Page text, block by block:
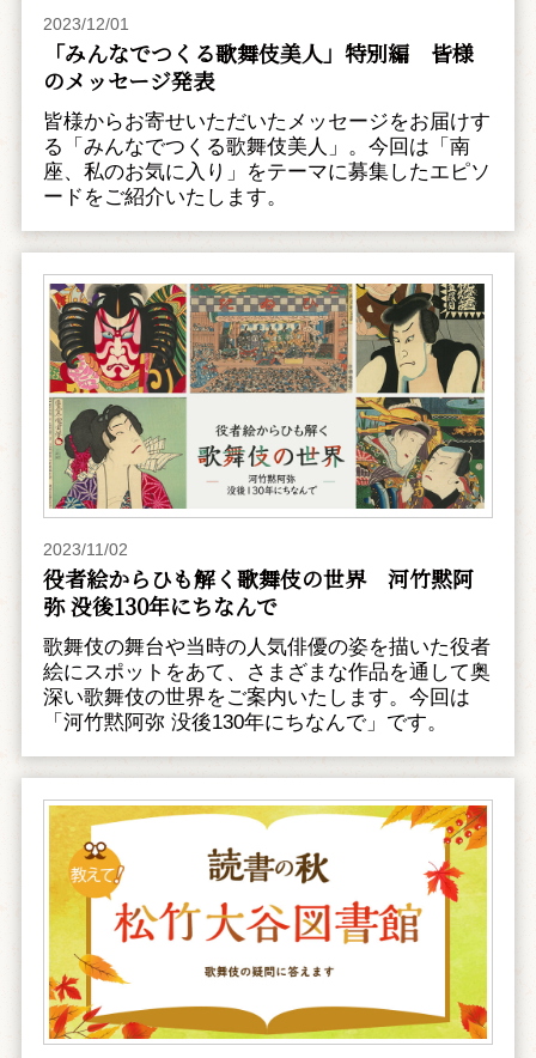
2023/12/01
「みんなでつくる歌舞伎美人」特別編 皆様
のメッセージ発表
皆様からお寄せいただいたメッセージをお届けす
る「みんなでつくる歌舞伎美人」。今回は「南
座、私のお気に入り」をテーマに募集したエピソ
ードをご紹介いたします。
2023/11/02
役者絵からひも解く歌舞伎の世界 河竹黙阿
弥 没後130年にちなんで
歌舞伎の舞台や当時の人気俳優の姿を描いた役者
絵にスポットをあて、さまざまな作品を通して奥
深い歌舞伎の世界をご案内いたします。今回は
「河竹黙阿弥 没後130年にちなんで」です。